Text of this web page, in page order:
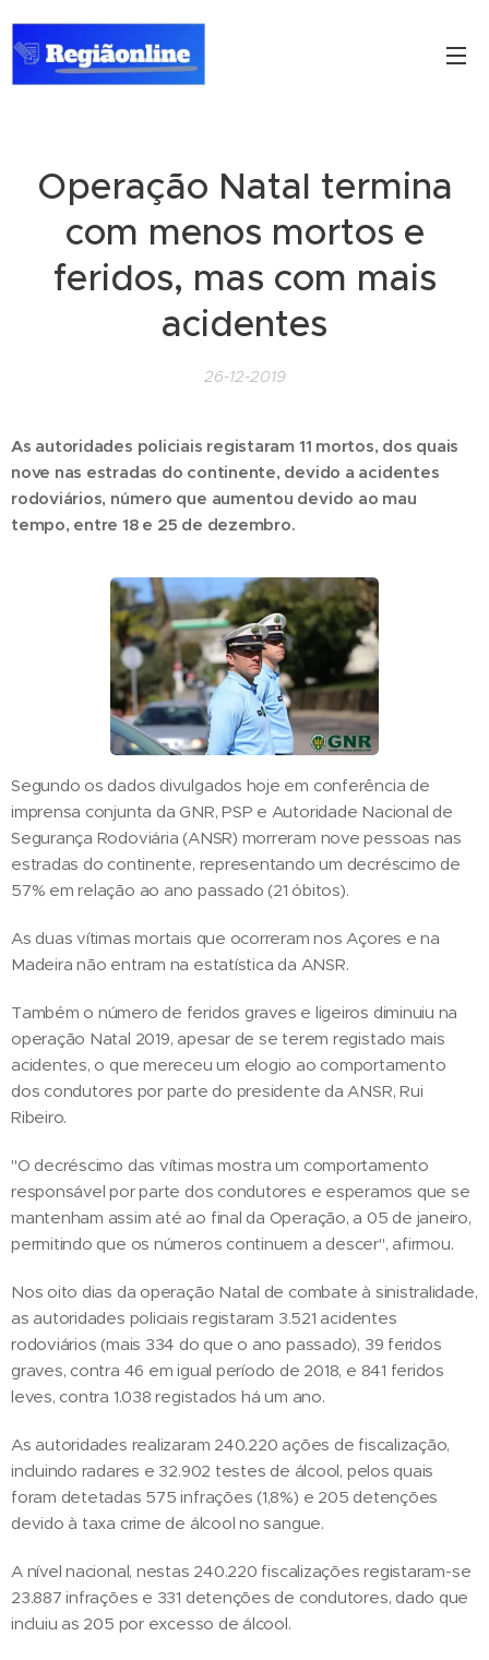
Operação Natal termina
com menos mortos e
feridos, mas com mais
acidentes
26-12-2019
As autoridades policiais registaram 11 mortos, dos quais
nove nas estradas do continente, devido a acidentes
rodoviários, número que aumentou devido ao mau
tempo, entre 18 e 25 de dezembro.
Segundo os dados divulgados hoje em conferência de
imprensa conjunta da GNR, PSP e Autoridade Nacional de
Segurança Rodoviária (ANSR) morreram nove pessoas nas
estradas do continente, representando um decréscimo de
57% em relação ao ano passado (21 óbitos).
As duas vítimas mortais que ocorreram nos Açores e na
Madeira não entram na estatística da ANSR.
Também o número de feridos graves e ligeiros diminuiu na
operação Natal 2019, apesar de se terem registado mais
acidentes, o que mereceu um elogio ao comportamento
dos condutores por parte do presidente da ANSR, Rui
Ribeiro.
"O decréscimo das vítimas mostra um comportamento
responsável por parte dos condutores e esperamos que se
mantenham assim até ao final da Operação, a 05 de janeiro,
permitindo que os números continuem a descer", afirmou.
Nos oito dias da operação Natal de combate à sinistralidade,
as autoridades policiais registaram 3.521 acidentes
rodoviários (mais 334 do que o ano passado), 39 feridos
graves, contra 46 em igual período de 2018, e 841 feridos
leves, contra 1.038 registados há um ano.
As autoridades realizaram 240.220 ações de fiscalização,
incluindo radares e 32.902 testes de álcool, pelos quais
foram detetadas 575 infrações (1,8%) e 205 detenções
devido à taxa crime de álcool no sangue.
A nível nacional, nestas 240.220 fiscalizações registaram-se
23.887 infrações e 331 detenções de condutores, dado que
incluiu as 205 por excesso de álcool.